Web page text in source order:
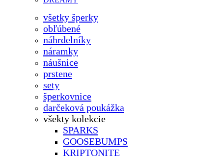
všetky šperky
obľúbené
náhrdelníky
náramky
náušnice
prstene
sety
šperkovnice
darčeková poukážka
všekty kolekcie
SPARKS
GOOSEBUMPS
KRIPTONITE